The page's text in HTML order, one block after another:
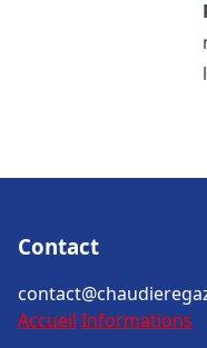
Contact
Accueil Informations